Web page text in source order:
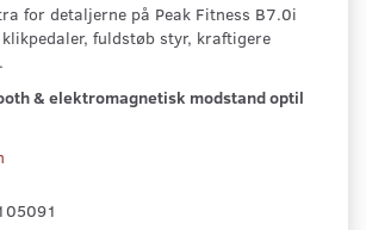
for detaljerne på Peak Fitness B7.0i
fuldstøb styr, kraftigere
& elektromagnetisk modstand optil